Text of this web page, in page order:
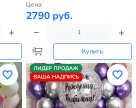
Цена:
2790 руб.
Купить
ЛИДЕР ПРОДАЖ
ВАША НАДПИСЬ